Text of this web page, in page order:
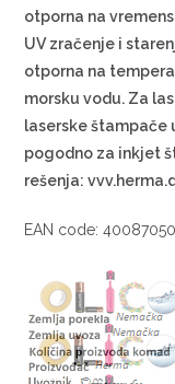
otporna na
UV zračenje i
otporna na
morsku vodu. Za
laserske štampače
pogodno za inkjet
rešenja:
EAN code: